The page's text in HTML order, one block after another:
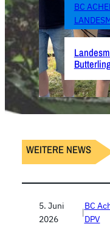
BC
WEITERE NEWS
5. Juni
2026
|
BC
DPV